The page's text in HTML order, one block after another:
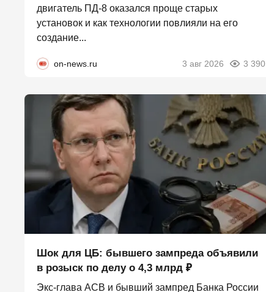
двигатель ПД-8 оказался проще старых
установок и как технологии повлияли на его
создание...
on-news.ru 3 авг 2026 3 390
Шок для ЦБ: бывшего зампреда объявили
в розыск по делу о 4,3 млрд ₽
Экс-глава АСВ и бывший зампред Банка России